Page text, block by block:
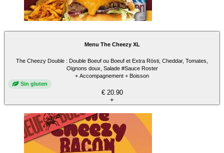
Menu The Cheezy XL
The Cheezy Double : Double Boeuf ou Boeuf et Extra Rösti, Cheddar, Tomates,
Oignons doux, Salade #Sauce Roster
+ Accompagnement + Boisson
Sin gluten
€ 20.90
+